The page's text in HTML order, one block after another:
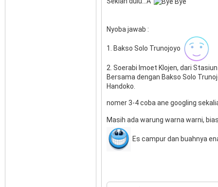
Nyoba jawab :
1. Bakso Solo Trunojoyo
2. Soerabi Imoet Klojen, dari
Bersama dengan Bakso Solo
Handoko.
nomer 3-4 coba ane googling
Masih ada warung warna warni,
Es campur dan buahnya